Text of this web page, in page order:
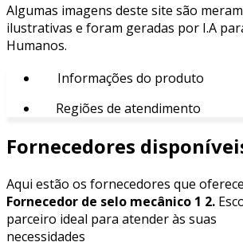
Algumas imagens deste site são
ilustrativas e foram geradas por I.A
Humanos.
Informações do produto
Regiões de atendimento
Fornecedores
Aqui estão os fornecedores que
Fornecedor de selo mecânico 1 2.
parceiro ideal para atender às suas
necessidades